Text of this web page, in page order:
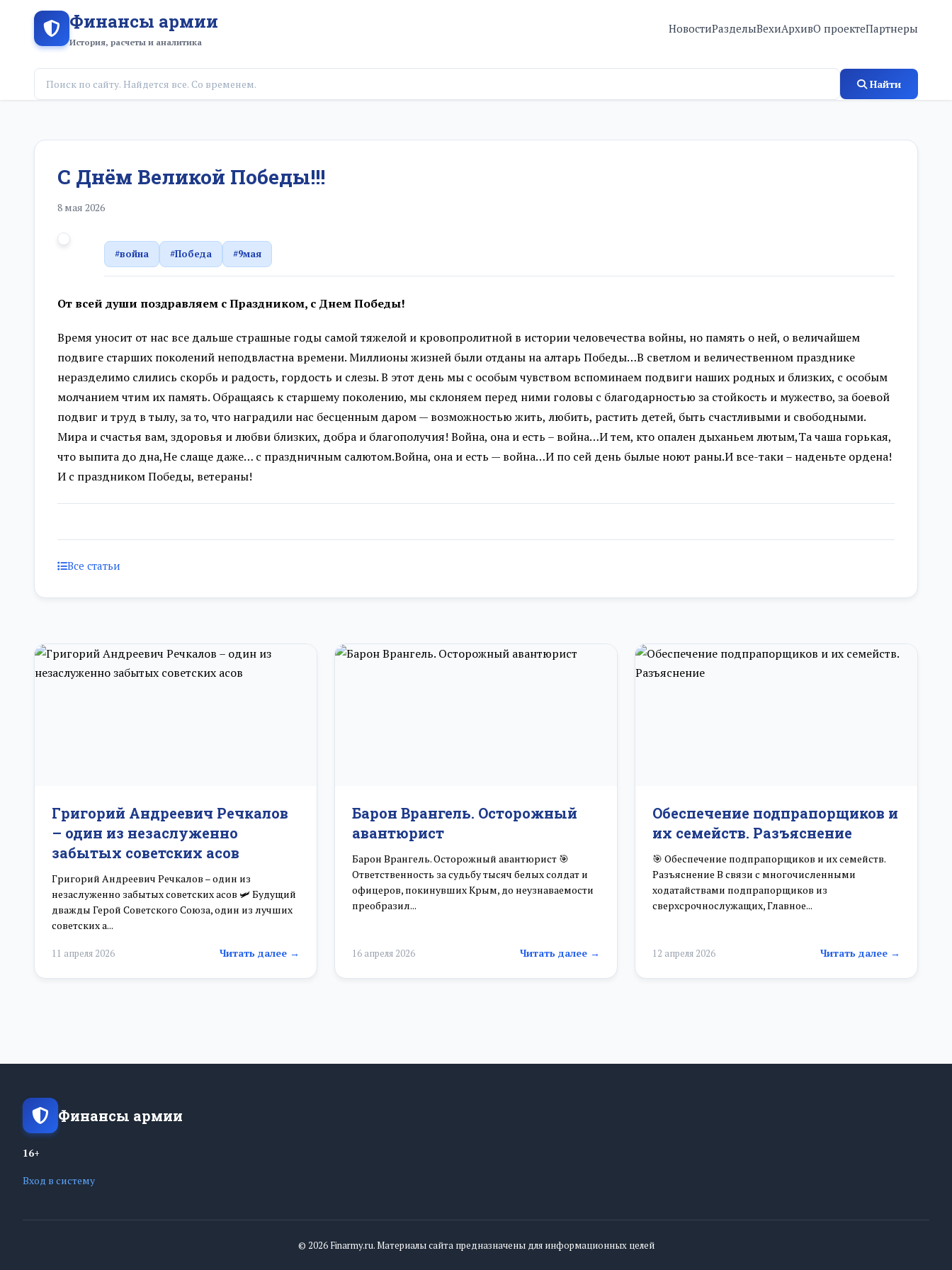
Финансы армии
История, расчеты и аналитика
НовостиРазделыВехиАрхивО проектеПартнеры
Найти
С Днём Великой Победы!!!
8 мая 2026
#война #Победа #9мая
От всей души поздравляем с Праздником, с Днем Победы!
Время уносит от нас все дальше страшные годы самой тяжелой и кровопролитной в истории человечества войны, но память о ней, о величайшем
подвиге старших поколений неподвластна времени. Миллионы жизней были отданы на алтарь Победы…В светлом и величественном празднике
неразделимо слились скорбь и радость, гордость и слезы. В этот день мы с особым чувством вспоминаем подвиги наших родных и близких, с особым
молчанием чтим их память. Обращаясь к старшему поколению, мы склоняем перед ними головы с благодарностью за стойкость и мужество, за боевой
подвиг и труд в тылу, за то, что наградили нас бесценным даром — возможностью жить, любить, растить детей, быть счастливыми и свободными.
Мира и счастья вам, здоровья и любви близких, добра и благополучия! Война, она и есть – война…И тем, кто опален дыханьем лютым,Та чаша горькая,
что выпита до дна,Не слаще даже… с праздничным салютом.Война, она и есть — война…И по сей день былые ноют раны.И все-таки – наденьте ордена!
И с праздником Победы, ветераны!
Все статьи
Григорий Андреевич Речкалов
– один из незаслуженно
забытых советских асов
Григорий Андреевич Речкалов – один из
незаслуженно забытых советских асов 🛩️ Будущий
дважды Герой Советского Союза, один из лучших
советских а...
11 апреля 2026 Читать далее →
Барон Врангель. Осторожный
авантюрист
Барон Врангель. Осторожный авантюрист 🎯
Ответственность за судьбу тысяч белых солдат и
офицеров, покинувших Крым, до неузнаваемости
преобразил...
16 апреля 2026 Читать далее →
Обеспечение подпрапорщиков и
их семейств. Разъяснение
🎯 Обеспечение подпрапорщиков и их семейств.
Разъяснение В связи с многочисленными
ходатайствами подпрапорщиков из
сверхсрочнослужащих, Главное...
12 апреля 2026 Читать далее →
Финансы армии
16+
Вход в систему
© 2026 Finarmy.ru. Материалы сайта предназначены для информационных целей